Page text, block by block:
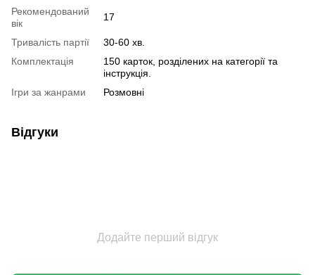
Рекомендований
вік
17
Тривалість партії
30-60 хв.
Комплектація
150 карток, розділених на категорії та
інструкція.
Ігри за жанрами
Розмовні
Відгуки
Додайте перший відгук